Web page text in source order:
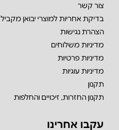
צור קשר
בדיקת אחריות למוצרי יבואן מקביל
הצהרת נגישות
מדיניות משלוחים
מדיניות פרטיות
מדיניות עוגיות
תקנון
תקנון החזרות, זיכויים והחלפות
עקבו אחרינו